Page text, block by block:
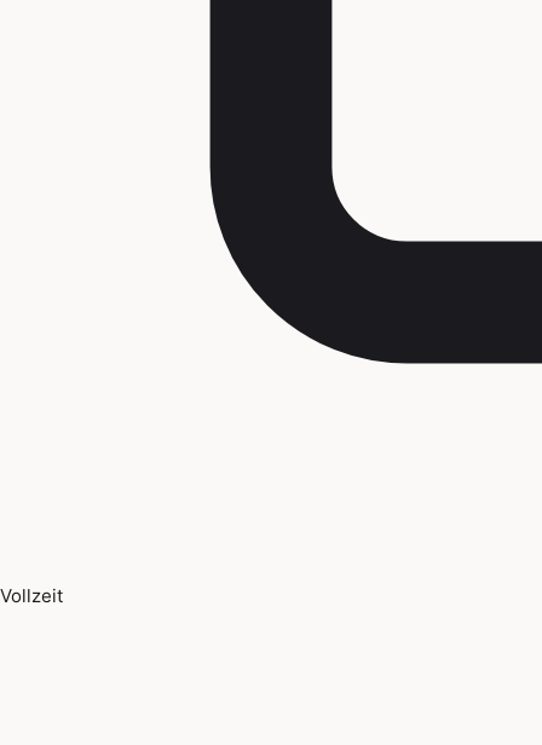
Vollzeit